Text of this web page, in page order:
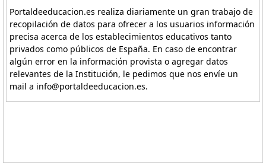
Portaldeeducacion.es realiza diariamente un gran trabajo de
recopilación de datos para ofrecer a los usuarios información
precisa acerca de los establecimientos educativos tanto
privados como públicos de España. En caso de encontrar
algún error en la información provista o agregar datos
relevantes de la Institución, le pedimos que nos envíe un
mail a info@portaldeeducacion.es.